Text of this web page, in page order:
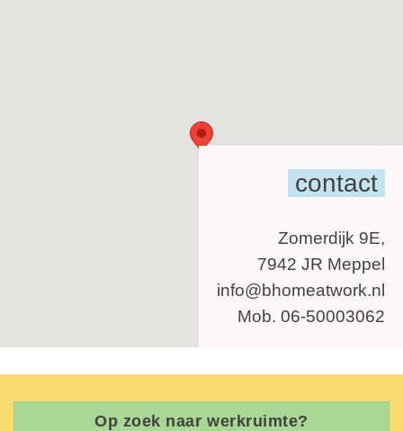
contact
Zomerdijk 9E,
7942 JR Meppel
info@bhomeatwork.nl
Mob. 06-50003062
Op zoek naar werkruimte?